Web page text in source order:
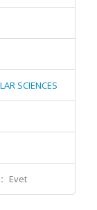
SCIENCES
Evet